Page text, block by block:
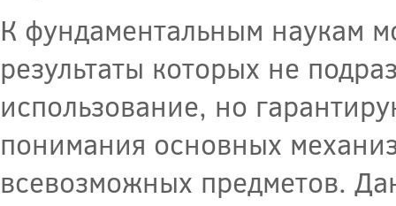
К фундаментальным наукам
результаты которых не
использование, но
понимания основных
всевозможных предметов.